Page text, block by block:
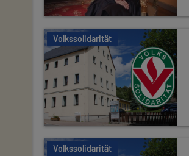
Volkssolidarität
Volkssolidarität